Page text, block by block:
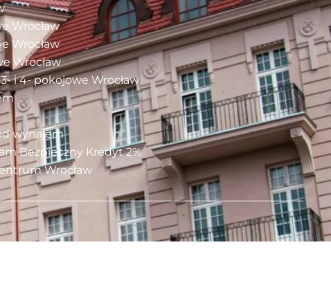
Wrocław
Wrocław
Wrocław
i 4- pokojowe Wrocław
wynajem
Bezpieczny Kredyt 2%
Wrocław